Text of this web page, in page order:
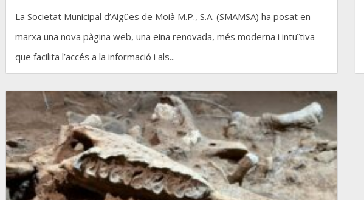
La Societat Municipal d’Aigües de Moià M.P., S.A. (SMAMSA) ha posat en
marxa una nova pàgina web, una eina renovada, més moderna i intuïtiva
que facilita l’accés a la informació i als...